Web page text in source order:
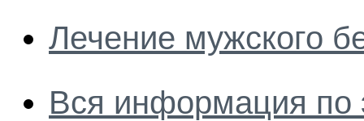
Лечение мужского
Вся информация по